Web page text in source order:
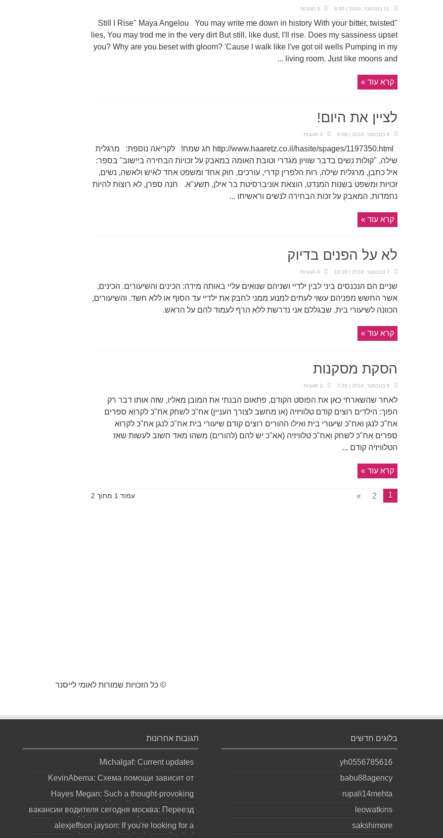
11 בנובמבר, 2010 | 9:00 3 תגובות
"Still I Rise" Maya Angelou You may write me down in history With your bitter, twisted
lies, You may trod me in the very dirt But still, like dust, I'll rise. Does my sassiness upset
you? Why are you beset with gloom? 'Cause I walk like I've got oil wells Pumping in my
living room. Just like moons and ...
קרא עוד »
לציין את היום!
8 בנובמבר, 2010 | 8:08 3 תגובות
http://www.haaretz.co.il/hasite/spages/1197350.html חג שמח! לקריאה נוספת: מרגלית
שילה, "קולות נשים בדבר שוויון מגדרי וטובת האומה במאבק על זכויות הבחירה ביישוב" בספר:
איל כתבן, מרגלית שילה, רות הלפרין קדרי, עורכים, חוק אחד ומשפט אחד לאיש ולאשה, נשים,
זכויות ומשפט בשנות המנדט, הוצאת אוניברסיטת בר אילן, תשע"א. חנה ספרן, לא רוצות להיות
נחמדות, המאבק על זכות הבחירה לנשים וראשיתו ...
קרא עוד »
לא על הפנים בדיוק
7 בנובמבר, 2010 | 10:20 9 תגובות
שניים הם הנכנסים ביני לבין ילדיי ושניהם שנואים עליי באותה מידה: הכינים והשיעורים. הכינים,
אשר החשש מפניהם עשוי לעתים למנוע ממני לחבק את ילדיי עד הסוף או ללא חשד. והשיעורים,
הכוונה לשיעורי בית, שבגללם אני נדרשת ללא הרף לעמוד להם על הראש.
קרא עוד »
הסקת מסקנות
5 בנובמבר, 2010 | 7:23 2 תגובות
לאחר שהשארתי כאן את הפוסט הקודם, פתאום הבנתי את המובן מאליו, שזה אותו דבר רק
הפוך: הילדים רוצים קודם טלוויזיה (או מחשב לצורך העניין) אח"כ לשחק אח"כ לקרוא ספרים
אח"כ לנגן ואח"כ שיעורי בית ואילו ההורים רוצים קודם שיעורי בית אח"כ לנגן אח"כ לקרוא
ספרים אח"כ לשחק ואח"כ טלוויזיה (אא"כ יש להם (להורים) משהו מאד חשוב לעשות שאז
הטלוויזיה קודם ...
קרא עוד »
עמוד 1 מתוך 2 1
2
»
© כל הזכויות שמורות לאומי לייסנר
בלוגים חדשים
yh0556785616
babu88agency
rupali14mehta
leowatkins
sakshimore
תגובות אחרונות
Michalgaf: Current updates
https://sapreqot.com...
KevinAbema: Схема помощи зависит от
состояния, стажа употребления, проти...
Hayes Megan: Such a thought-provoking
statement! It really makes you ques...
вакансии водителя сегодня москва: Переезд
в Москву ради работы не должен
превращаться в бескон...
alexjeffson jayson: If you're looking for a
genuine and authentic degree (bachel...